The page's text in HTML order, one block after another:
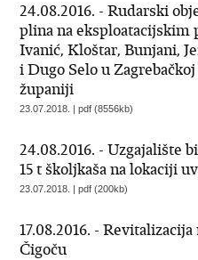
24.08.2016. - Rudarski
plina na
Ivanić, Kloštar, Bunjani,
i Dugo Selo u
županiji
23.07.2018. | pdf (8556kb)
24.08.2016. - Uzgajalište
15 t školjkaša na lokaciji
23.07.2018. | pdf (200kb)
17.08.2016. -
Čigoču